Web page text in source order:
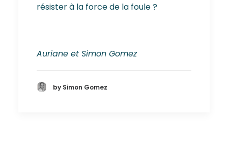
résister à la force de la foule ?
Auriane et Simon Gomez
by Simon Gomez